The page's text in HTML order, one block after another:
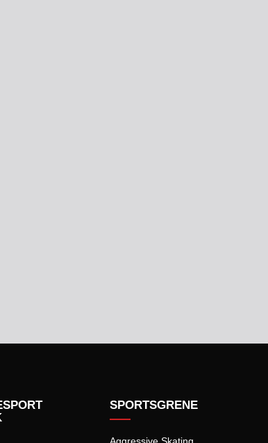
SPORTSGRENE